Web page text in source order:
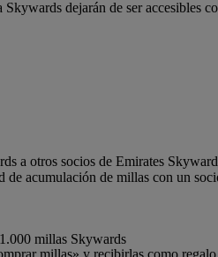
dejarán de ser accesibles
a otros socios de Emirates
de acumulación de millas con un
millas Skywards